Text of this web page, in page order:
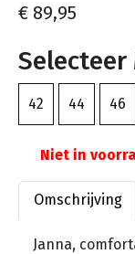
€ 89,95
Selecteer
42 44 46
Niet in
Omschrijving
Janna,